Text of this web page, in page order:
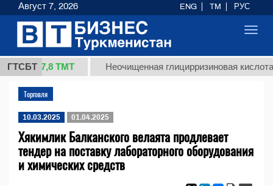
ГТСБТ
(кг.) 37,8 ТМТ Неочищенная глицирризиновая кислота
Торговля
10.03.2025 01.04.2025
Хякимлик Балканского велаята продлевает
тендер на поставку лабораторного оборудования
и химических средств
Август 7, 2026 ENG TM РУС